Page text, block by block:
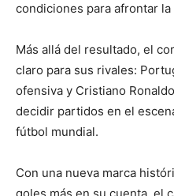
condiciones para afrontar
Más allá del resultado, el
claro para sus rivales:
ofensiva y Cristiano
decidir partidos en el
fútbol mundial.
Con una nueva marca